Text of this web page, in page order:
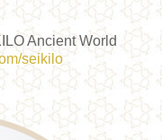
Ancient World
seikilo